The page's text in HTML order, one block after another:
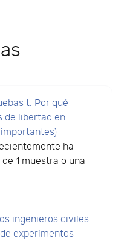
t: Por qué
de libertad en
ha
1 muestra o una
ingenieros civiles
experimentos